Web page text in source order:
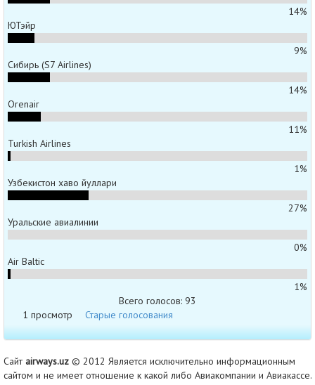
14%
ЮТэйр
9%
Сибирь (S7 Airlines)
14%
Orenair
11%
Turkish Airlines
1%
Узбекистон хаво йуллари
27%
Уральские авиалинии
0%
Air Baltic
1%
Всего голосов: 93
1 просмотр
Старые голосования
Сайтairways.uz © 2012 Является исключительно информационным
сайтом и не имеет отношение к какой либо Авиакомпании и Авиакассе.